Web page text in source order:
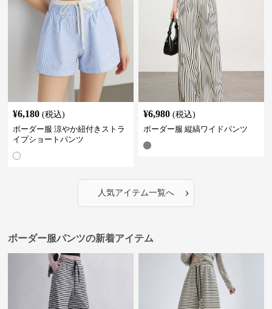
¥6,180 (税込)
ボーダー服 涼やか紐付きストラ
イプショートパンツ
¥6,980 (税込)
ボーダー服 縦縞ワイドパンツ
人気アイテム一覧へ ›
ボーダー服パンツの新着アイテム